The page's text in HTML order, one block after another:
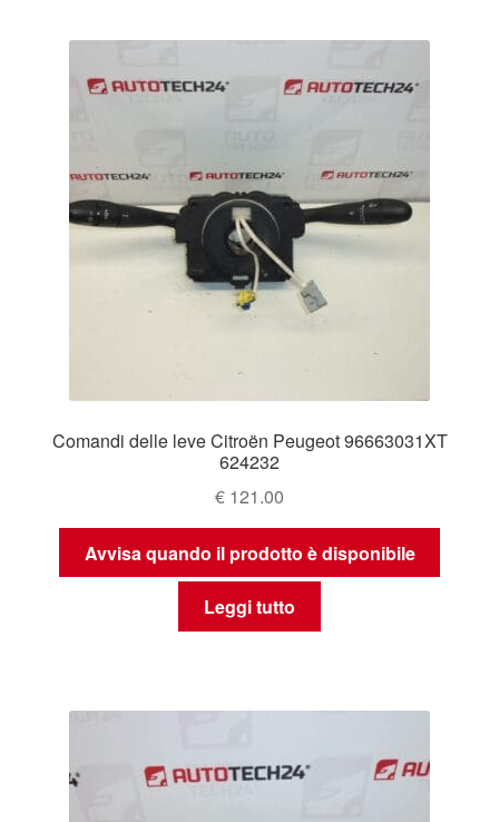
base
più
Comandi delle leve Citroën Peugeot 96663031XT
624232
€ 121.00
Avvisa quando il prodotto è disponibile
Leggi tutto